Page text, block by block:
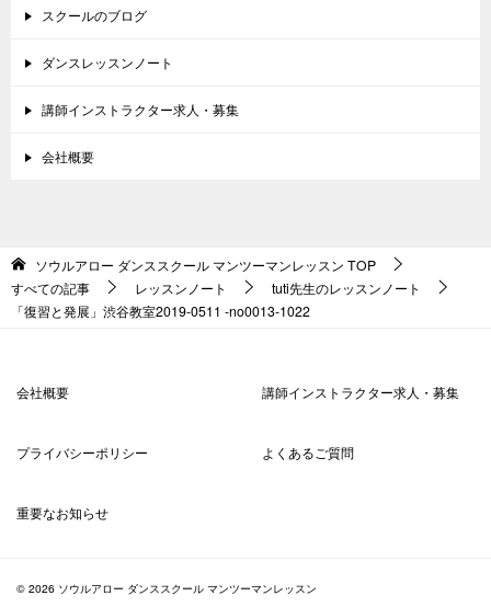
スクールのブログ
ダンスレッスンノート
講師インストラクター求人・募集
会社概要
ソウルアロー ダンススクール マンツーマンレッスン TOP
すべての記事
レッスンノート
tuti先生のレッスンノート
「復習と発展」渋谷教室2019-0511 -no0013-1022
会社概要 講師インストラクター求人・募集
プライバシーポリシー よくあるご質問
重要なお知らせ
© 2026 ソウルアロー ダンススクール マンツーマンレッスン